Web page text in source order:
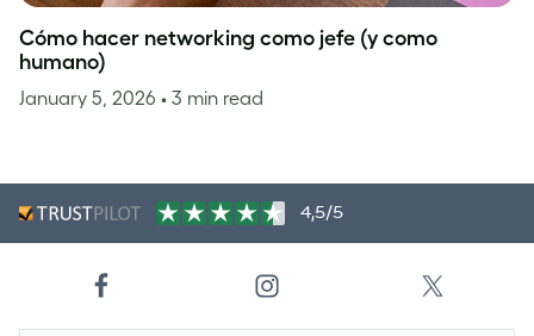
Cómo hacer networking como jefe (y como
humano)
January 5, 2026 • 3 min read
4,5/5